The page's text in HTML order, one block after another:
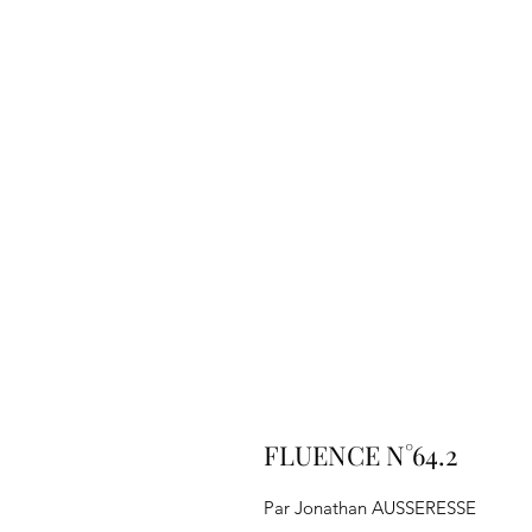
FLUENCE N°64.2
Par Jonathan AUSSERESSE